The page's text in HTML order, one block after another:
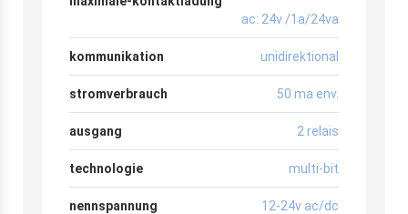
ac: 24v /1a/24va
kommunikation unidirektional
stromverbrauch 50 ma env.
ausgang 2 relais
technologie multi-bit
nennspannung 12-24v ac/dc